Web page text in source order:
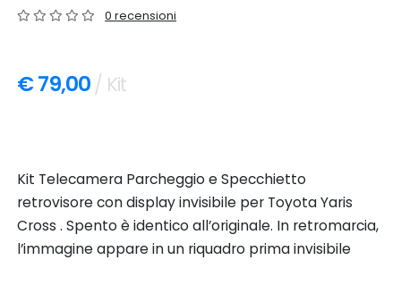
0 recensioni
€ 79,00 / Kit
Kit Telecamera Parcheggio e Specchietto
retrovisore con display invisibile per Toyota Yaris
Cross . Spento è identico all’originale. In retromarcia,
l’immagine appare in un riquadro prima invisibile